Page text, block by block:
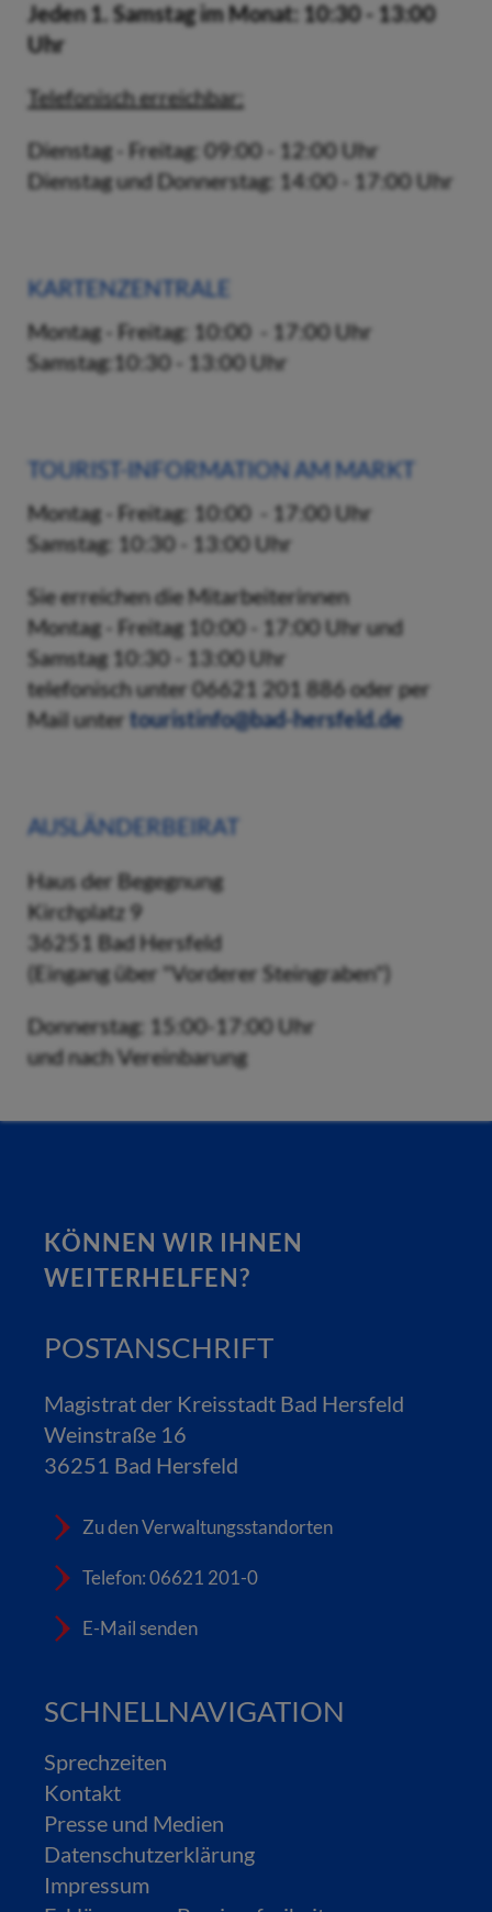
Jeden 1. Samstag im Monat: 10:30 - 13:00
Uhr
Telefonisch erreichbar:
Dienstag - Freitag: 09:00 - 12:00 Uhr
Dienstag und Donnerstag: 14:00 - 17:00 Uhr
KARTENZENTRALE
Montag - Freitag: 10:00 - 17:00 Uhr
Samstag:10:30 - 13:00 Uhr
TOURIST-INFORMATION AM MARKT
Montag - Freitag: 10:00 - 17:00 Uhr
Samstag: 10:30 - 13:00 Uhr
Sie erreichen die Mitarbeiterinnen
Montag - Freitag 10:00 - 17:00 Uhr und
Samstag 10:30 - 13:00 Uhr
telefonisch unter 06621 201 886 oder per
Mail unter touristinfo@bad-hersfeld.de
AUSLÄNDERBEIRAT
Haus der Begegnung
Kirchplatz 9
36251 Bad Hersfeld
(Eingang über "Vorderer Steingraben")
Donnerstag: 15:00-17:00 Uhr
und nach Vereinbarung
KÖNNEN WIR IHNEN
WEITERHELFEN?
POSTANSCHRIFT
Magistrat der Kreisstadt Bad Hersfeld
Weinstraße 16
36251 Bad Hersfeld
Zu den Verwaltungsstandorten
Telefon: 06621 201-0
E-Mail senden
SCHNELLNAVIGATION
Sprechzeiten
Kontakt
Presse und Medien
Datenschutzerklärung
Impressum